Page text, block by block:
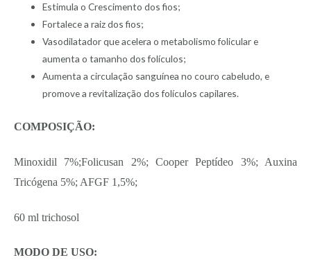
Estimula o Crescimento dos fios;
Fortalece a raiz dos fios;
Vasodilatador que acelera o metabolismo folicular e
aumenta o tamanho dos folículos;
Aumenta a circulação sanguínea no couro cabeludo, e
promove a revitalização dos folículos capilares.
COMPOSIÇÃO:
Minoxidil 7%;Folicusan 2%; Cooper Peptídeo 3%; Auxina
Tricógena 5%; AFGF 1,5%;
60 ml trichosol
MODO DE USO: